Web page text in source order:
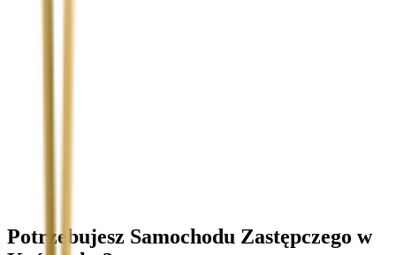
Potrzebujesz Samochodu Zastępczego w